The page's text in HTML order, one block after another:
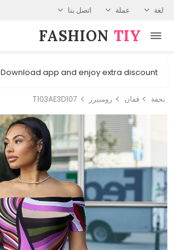
لغة عملة اتصل بنا
FASHION⁠ TIY
Download app and enjoy extra discount
نحفة قفان رومبيرز T103AE3D107